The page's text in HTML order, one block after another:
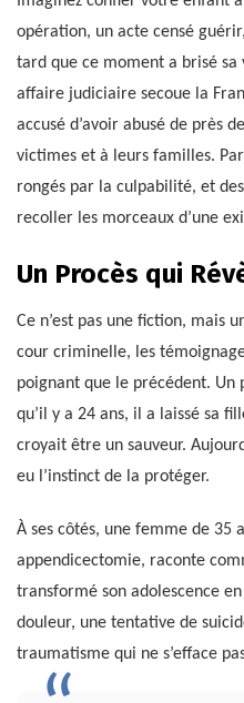
opération, un acte censé
tard que ce moment a brisé
affaire judiciaire secoue la
accusé d’avoir abusé de près
victimes et à leurs familles.
rongés par la culpabilité, et
recoller les morceaux d’une
Un Procès qui
Ce n’est pas une fiction, mais
cour criminelle, les
poignant que le précédent.
qu’il y a 24 ans, il a laissé sa
croyait être un sauveur.
eu l’instinct de la protéger.
À ses côtés, une femme de 35
appendicectomie, raconte
transformé son adolescence
douleur, une tentative de
traumatisme qui ne s’efface